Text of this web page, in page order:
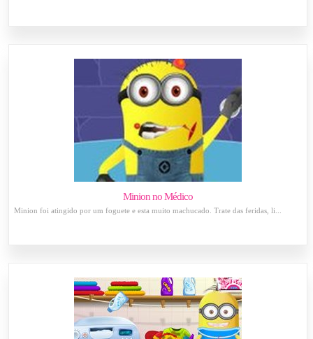
Minion no Médico
Minion foi atingido por um foguete e esta muito machucado. Trate das feridas, li...